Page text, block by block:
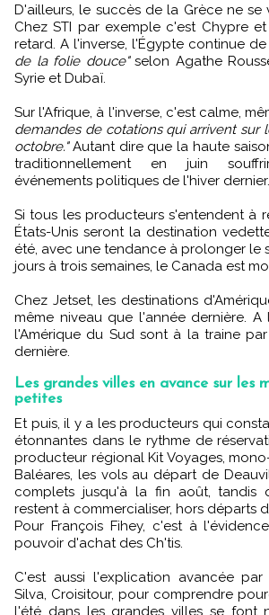
D'ailleurs, le succès de la Grèce ne se
Chez STI par exemple c'est Chypre
retard. A l'inverse, l'Égypte continue
de la folie douce"selon Agathe
Syrie et Dubaï.
Sur l'Afrique, à l'inverse, c'est calme,
demandes de cotations qui arrivent sur
octobre."Autant dire que la haute
traditionnellement en juin
événements politiques de l'hiver
Si tous les producteurs s'entendent à
États-Unis seront la destination
été, avec une tendance à prolonger le
jours à trois semaines, le Canada est
Chez Jetset, les destinations
même niveau que l'année dernière. A
l'Amérique du Sud sont à la traine
dernière.
Les grandes villes en avance sur les
petites
Et puis, il y a les producteurs qui constatent des variations
étonnantes dans le rythme de
producteur régional Kit Voyages,
Baléares, les vols au départ de
complets jusqu'à la fin août, tandis
restent à commercialiser, hors départs
Pour François Fihey, c'est à
pouvoir d'achat des Ch'tis.
C'est aussi l'explication avancée
Silva, Croisitour, pour comprendre
l'été dans les grandes villes se font